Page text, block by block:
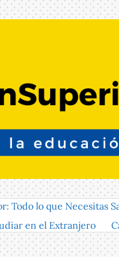
Todo lo que Necesitas
en el Extranjero